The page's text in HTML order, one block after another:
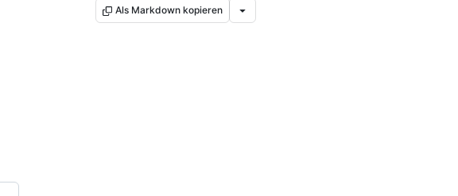
Als Markdown kopieren